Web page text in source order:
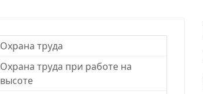
Охрана труда
Охрана труда при работе на
высоте